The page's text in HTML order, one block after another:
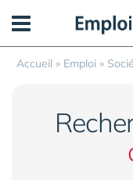
Accueil » Emploi »